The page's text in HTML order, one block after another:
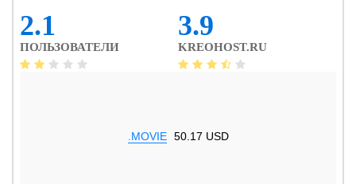
2.1
ПОЛЬЗОВАТЕЛИ
3.9
KREOHOST.RU
.MOVIE 50.17 USD